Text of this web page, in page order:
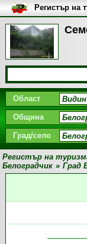
Регистър на
Област
Община
Град/село
Регистър на
Белоградчик » Град